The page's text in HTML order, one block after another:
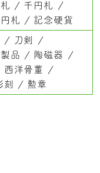
千円札
札 記念硬貨
刀剣
品
陶磁器
西洋骨董
刻 勲章